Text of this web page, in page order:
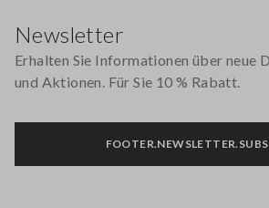
Newsletter
Erhalten Sie Informationen über neue
und Aktionen. Für Sie 10 % Rabatt.